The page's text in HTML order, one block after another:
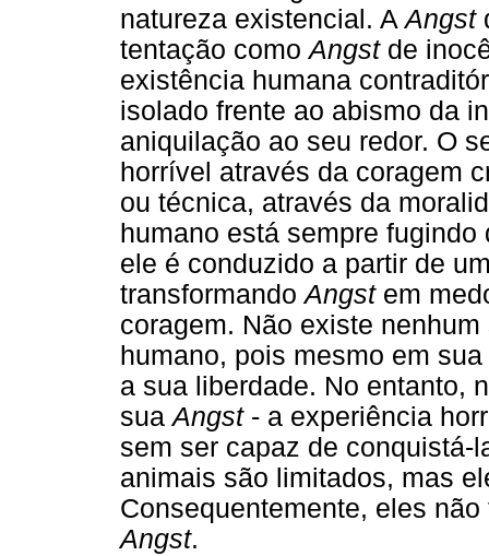
natureza existencial. AAngst
tentação comoAngstde
existência humana
isolado frente ao abismo da
aniquilação ao seu redor. O
horrível através da coragem
ou técnica, através da
humano está sempre
ele é conduzido a partir de
transformandoAngstem
coragem. Não existe
humano, pois mesmo em
a sua liberdade. No entanto,
suaAngst- a experiência
sem ser capaz de conquistá-
animais são limitados, mas
Consequentemente, eles
Angst.